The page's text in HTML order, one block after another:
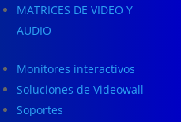
MATRICES DE VIDEO Y
AUDIO
Monitores interactivos
Soluciones de Videowall
Soportes